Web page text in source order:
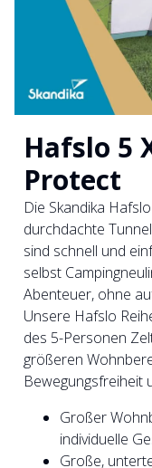
Hafslo 5
Protect
Die Skandika
durchdachte
sind schnell und
selbst
Abenteuer, ohne
Unsere Hafslo
des 5-Personen
größeren
Bewegungsfreiheit
Großer
individuelle
Große,